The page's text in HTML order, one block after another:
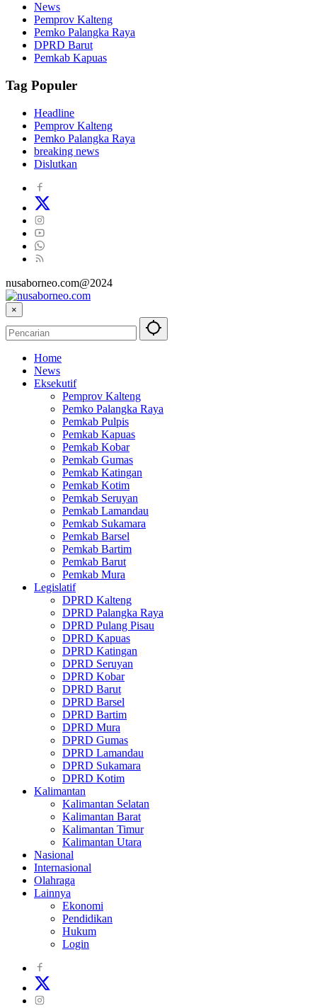
News
Pemprov Kalteng
Pemko Palangka Raya
DPRD Barut
Pemkab Kapuas
Tag Populer
Headline
Pemprov Kalteng
Pemko Palangka Raya
breaking news
Dislutkan
nusaborneo.com@2024
×
Home
News
Eksekutif
Pemprov Kalteng
Pemko Palangka Raya
Pemkab Pulpis
Pemkab Kapuas
Pemkab Kobar
Pemkab Gumas
Pemkab Katingan
Pemkab Kotim
Pemkab Seruyan
Pemkab Lamandau
Pemkab Sukamara
Pemkab Barsel
Pemkab Bartim
Pemkab Barut
Pemkab Mura
Legislatif
DPRD Kalteng
DPRD Palangka Raya
DPRD Pulang Pisau
DPRD Kapuas
DPRD Katingan
DPRD Seruyan
DPRD Kobar
DPRD Barut
DPRD Barsel
DPRD Bartim
DPRD Mura
DPRD Gumas
DPRD Lamandau
DPRD Sukamara
DPRD Kotim
Kalimantan
Kalimantan Selatan
Kalimantan Barat
Kalimantan Timur
Kalimantan Utara
Nasional
Internasional
Olahraga
Lainnya
Ekonomi
Pendidikan
Hukum
Login